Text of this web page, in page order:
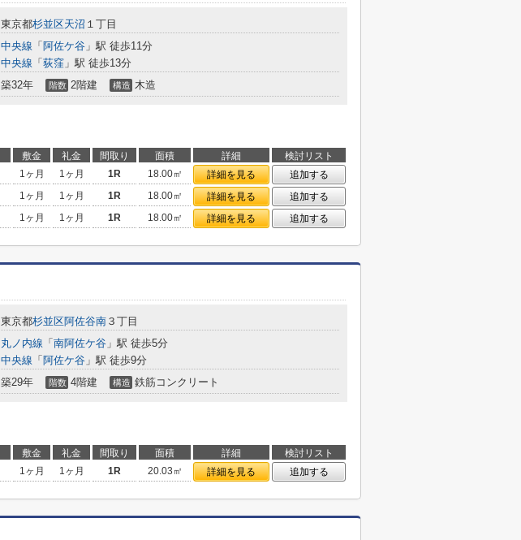
東京都杉並区天沼 １丁目
中央線 「 阿佐ケ谷 」駅 徒歩11分
中央線 「 荻窪 」駅 徒歩13分
築32年 階数 2階建 構造 木造
敷金 礼金 間取り 面積 詳細
検討リスト
1ヶ月 1ヶ月 1R 18.00㎡ 詳細を見る
追加する
1ヶ月 1ヶ月 1R 18.00㎡ 詳細を見る
追加する
1ヶ月 1ヶ月 1R 18.00㎡ 詳細を見る 追加する
東京都杉並区阿佐谷南 ３丁目
丸ノ内線 「 南阿佐ケ谷 」駅 徒歩5分
中央線 「 阿佐ケ谷 」駅 徒歩9分
築29年 階数 4階建 構造 鉄筋コンクリート
敷金 礼金 間取り 面積 詳細
検討リスト
1ヶ月 1ヶ月 1R 20.03㎡ 詳細を見る 追加する